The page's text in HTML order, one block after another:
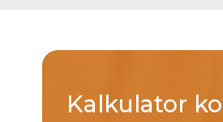
Kalkulator